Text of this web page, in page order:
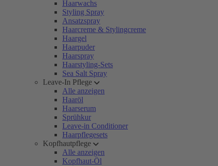
Haarwachs
Styling Spray
Ansatzspray
Haarcreme & Stylingcreme
Haargel
Haarpuder
Haarspray
Haarstyling-Sets
Sea Salt Spray
Leave-In Pflege
Alle anzeigen
Haaröl
Haarserum
Sprühkur
Leave-in Conditioner
Haarpflegesets
Kopfhautpflege
Alle anzeigen
Kopfhaut-Öl